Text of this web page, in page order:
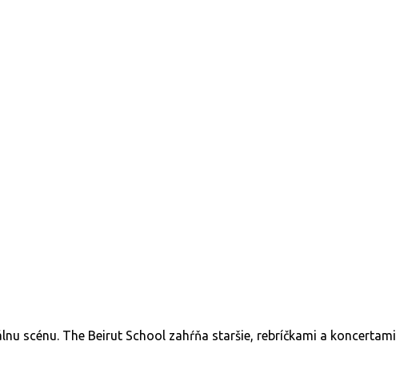
scénu. The Beirut School zahŕňa staršie, rebríčkami a koncertami